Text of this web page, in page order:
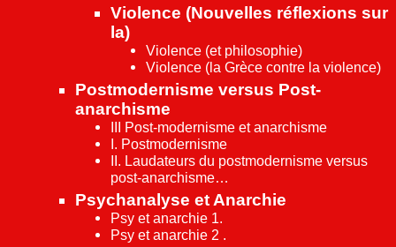
Violence (Nouvelles réflexions sur
la)
Violence (et philosophie)
Violence (la Grèce contre la violence)
Postmodernisme versus Post-
anarchisme
III Post-modernisme et anarchisme
I. Postmodernisme
II. Laudateurs du postmodernisme versus
post-anarchisme…
Psychanalyse et Anarchie
Psy et anarchie 1.
Psy et anarchie 2 .